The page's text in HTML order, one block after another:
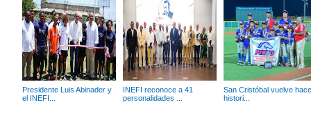
Presidente Luis Abinader y
el INEFI...
INEFI reconoce a 41
personalidades ...
San Cristóbal vuelve
histori...